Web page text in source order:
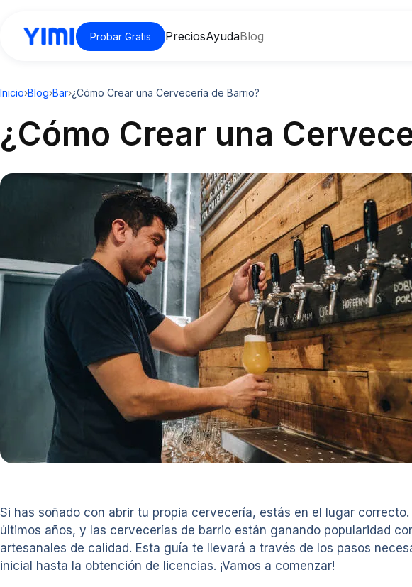
Probar Gratis PreciosAyudaBlog
Inicio›Blog›Bar›¿Cómo Crear una Cervecería de Barrio?
¿Cómo Crear una
Si has soñado con abrir tu propia cervecería, estás en el lugar
últimos años, y las cervecerías de barrio están ganando popularidad
artesanales de calidad. Esta guía te llevará a través de los pasos
inicial hasta la obtención de licencias. ¡Vamos a comenzar!